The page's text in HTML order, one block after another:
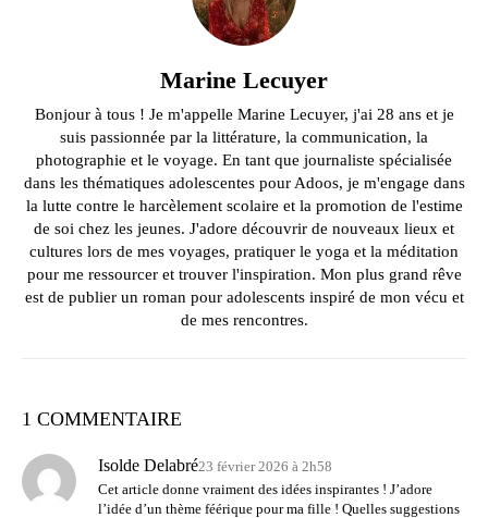
Marine Lecuyer
Bonjour à tous ! Je m'appelle Marine Lecuyer, j'ai 28 ans et je
suis passionnée par la littérature, la communication, la
photographie et le voyage. En tant que journaliste spécialisée
dans les thématiques adolescentes pour Adoos, je m'engage dans
la lutte contre le harcèlement scolaire et la promotion de l'estime
de soi chez les jeunes. J'adore découvrir de nouveaux lieux et
cultures lors de mes voyages, pratiquer le yoga et la méditation
pour me ressourcer et trouver l'inspiration. Mon plus grand rêve
est de publier un roman pour adolescents inspiré de mon vécu et
de mes rencontres.
1 COMMENTAIRE
Isolde Delabré23 février 2026 à 2h58
Cet article donne vraiment des idées inspirantes ! J’adore
l’idée d’un thème féérique pour ma fille ! Quelles suggestions